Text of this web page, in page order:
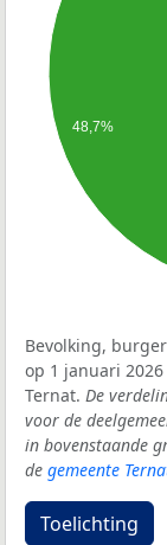
48,7%
Bevolking,
op 1 januari
Ternat. De
voor de
in bovenstaande
de gemeente
Toelichting